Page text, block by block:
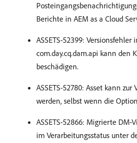
Berichte in AEM as a Cloud
ASSETS-52399: Versionsfehler
com.day.cq.dam.api kann den
beschädigen.
ASSETS-52780: Asset kann
werden, selbst wenn die
ASSETS-52866: Migrierte DM-
im Verarbeitungsstatus unter